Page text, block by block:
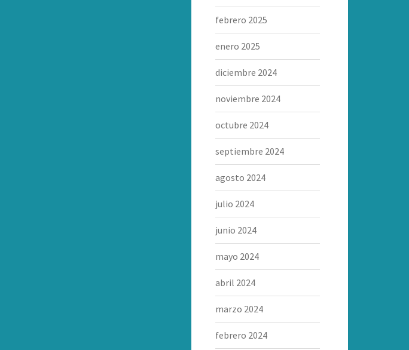
febrero 2025
enero 2025
diciembre 2024
noviembre 2024
octubre 2024
septiembre 2024
agosto 2024
julio 2024
junio 2024
mayo 2024
abril 2024
marzo 2024
febrero 2024